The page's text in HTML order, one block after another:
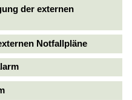
der externen
Notfallpläne